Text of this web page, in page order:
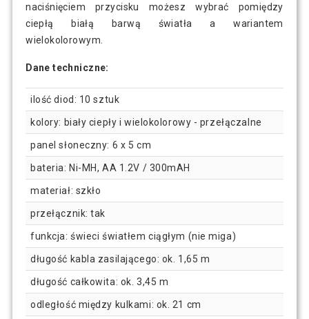
naciśnięciem przycisku możesz wybrać pomiędzy
ciepłą białą barwą światła a wariantem
wielokolorowym.
Dane techniczne:
ilość diod: 10 sztuk
kolory: biały ciepły i wielokolorowy - przełączalne
panel słoneczny: 6 x 5 cm
bateria: Ni-MH, AA 1.2V / 300mAH
materiał: szkło
przełącznik: tak
funkcja: świeci światłem ciągłym (nie miga)
długość kabla zasilającego: ok. 1,65 m
długość całkowita: ok. 3,45 m
odległość między kulkami: ok. 21 cm